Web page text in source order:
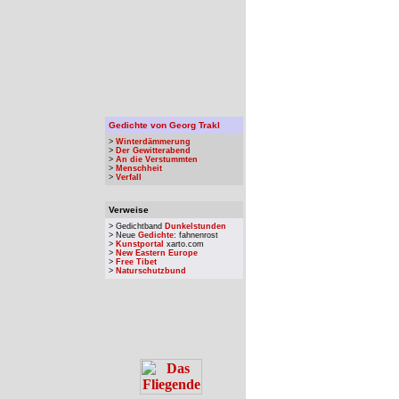
Gedichte von Georg Trakl
> Winterdämmerung
> Der Gewitterabend
> An die Verstummten
> Menschheit
> Verfall
Verweise
> Gedichtband Dunkelstunden
> Neue Gedichte: fahnenrost
> Kunstportal xarto.com
> New Eastern Europe
> Free Tibet
> Naturschutzbund